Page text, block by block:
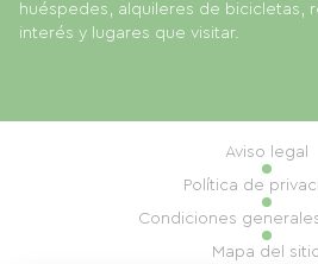
huéspedes, alquileres de bicicletas,
interés y lugares que visitar.
Aviso legal
Política de
Condiciones
Mapa del